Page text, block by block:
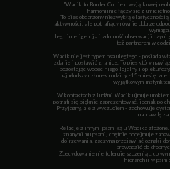
"Wacik to Border Collie o wyjątkowej
harmonijnie łączy się z
To pies obdarzony niezwykłą
aktywności, ale potrafiący równie dobrze
wymaga.
Jego inteligencja i zdolność obserwacji czyni
też partnerem w
Wacik nie jest typem psa uległego - posiada
zdanie i postawić granice. To pies który
pozostając wobec niego lojalny i
najmłodszy członek rodziny -15-
wyjątkowym
W kontaktach z ludźmi Wacik ujmuje
potrafi się pięknie zaprezentować, jednak po
Przyjazny, ale z wyczuciem - zachowuje
naprawdę
Relacje z innymi psami są u Wacika
znanymi mu psami, chętnie podejmuje
dojrzewania, zaczyna przejawiać oznaki
prowadzić do
Zdecydowanie nie toleruje szczeniąt, co
hierarchii w psim